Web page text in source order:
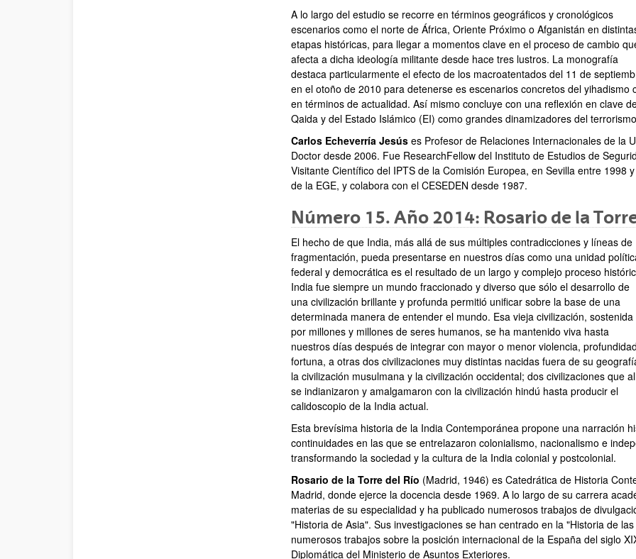
A lo largo del estudio se recorre en términos geográficos y cronológicos
escenarios como el norte de África, Oriente Próximo o Afganistán en
etapas históricas, para llegar a momentos clave en el proceso de cambio
afecta a dicha ideología militante desde hace tres lustros. La monografía
destaca particularmente el efecto de los macroatentados del 11 de
en el otoño de 2010 para detenerse es escenarios concretos del
en términos de actualidad. Así mismo concluye con una reflexión en clave
Qaida y del Estado Islámico (EI) como grandes dinamizadores del
Carlos Echeverría Jesús es Profesor de Relaciones Internacionales de la
Doctor desde 2006. Fue ResearchFellow del Instituto de Estudios de
Visitante Científico del IPTS de la Comisión Europea, en Sevilla entre 1998
de la EGE, y colabora con el CESEDEN desde 1987.
Número 15. Año 2014: Rosario de la
El hecho de que India, más allá de sus múltiples contradicciones y líneas de
fragmentación, pueda presentarse en nuestros días como una unidad
federal y democrática es el resultado de un largo y complejo proceso
India fue siempre un mundo fraccionado y diverso que sólo el desarrollo de
una civilización brillante y profunda permitió unificar sobre la base de una
determinada manera de entender el mundo. Esa vieja civilización, sostenida
por millones y millones de seres humanos, se ha mantenido viva hasta
nuestros días después de integrar con mayor o menor violencia,
fortuna, a otras dos civilizaciones muy distintas nacidas fuera de su
la civilización musulmana y la civilización occidental; dos civilizaciones que
se indianizaron y amalgamaron con la civilización hindú hasta producir el
calidoscopio de la India actual.
Esta brevísima historia de la India Contemporánea propone una narración
continuidades en las que se entrelazaron colonialismo, nacionalismo e
transformando la sociedad y la cultura de la India colonial y postcolonial.
Rosario de la Torre del Río (Madrid, 1946) es Catedrática de Historia
Madrid, donde ejerce la docencia desde 1969. A lo largo de su carrera
materias de su especialidad y ha publicado numerosos trabajos de
"Historia de Asia". Sus investigaciones se han centrado en la "Historia de
numerosos trabajos sobre la posición internacional de la España del siglo
Diplomática del Ministerio de Asuntos Exteriores.